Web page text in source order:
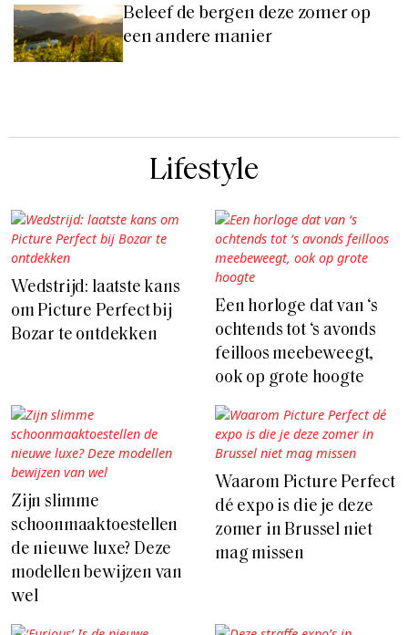
Beleef de bergen deze zomer op
een andere manier
Lifestyle
Wedstrijd: laatste kans
om Picture Perfect bij
Bozar te ontdekken
Een horloge dat van ‘s
ochtends tot ‘s avonds
feilloos meebeweegt,
ook op grote hoogte
Zijn slimme
schoonmaaktoestellen
de nieuwe luxe? Deze
modellen bewijzen van
wel
Waarom Picture Perfect
dé expo is die je deze
zomer in Brussel niet
mag missen